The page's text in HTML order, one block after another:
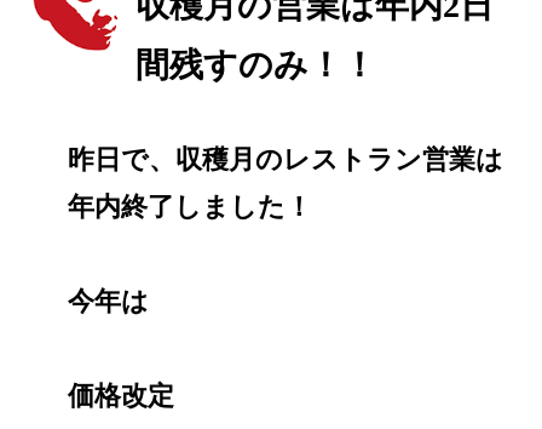
間残すのみ！！
昨日で、収穫月のレストラン営業は
年内終了しました！
今年は
価格改定